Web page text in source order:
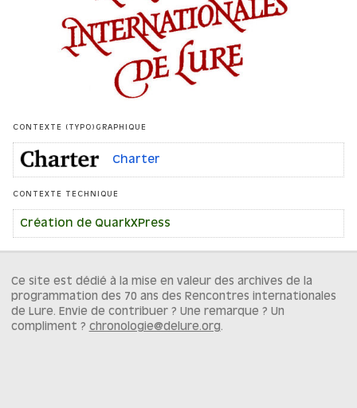
CONTEXTE (TYPO)GRAPHIQUE
Charter
CONTEXTE TECHNIQUE
Création de QuarkXPress
Ce site est dédié à la mise en valeur des archives de la
programmation des 70 ans des Rencontres internationales
de Lure. Envie de contribuer ? Une remarque ? Un
compliment ? chronologie@delure.org.